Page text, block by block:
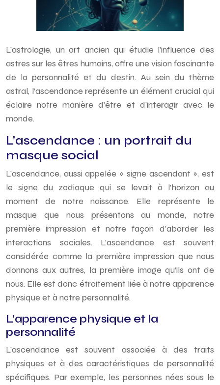
L’astrologie, un art ancien qui étudie l’influence des
astres sur les êtres humains, offre une vision fascinante
de la personnalité et du destin. Au sein du thème
astral, l’ascendance représente un élément crucial qui
éclaire notre manière d’être et d’interagir avec le
monde.
L’ascendance : un portrait du
masque social
L’ascendance, aussi appelée « signe ascendant », est
le signe du zodiaque qui se levait à l’horizon au
moment de notre naissance. Elle représente le
masque que nous présentons au monde, notre
première impression et notre façon d’aborder les
interactions sociales. L’ascendance est souvent
considérée comme la première impression que nous
donnons aux autres, la première image qu’ils ont de
nous. Elle est donc étroitement liée à notre apparence
physique et à notre personnalité.
L’apparence physique et la
personnalité
L’ascendance est souvent associée à des traits
physiques et à des caractéristiques de personnalité
spécifiques. Par exemple, les personnes nées sous le